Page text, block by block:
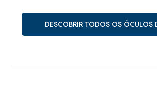
DESCOBRIR TODOS OS ÓCULOS